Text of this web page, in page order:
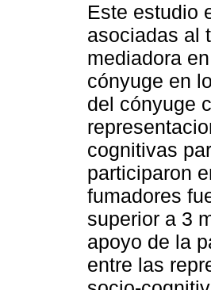
Este estudio
asociadas al
mediadora
cónyuge en
del cónyuge
cognitivas
participaron
fumadores
superior a 3
apoyo de la
entre las